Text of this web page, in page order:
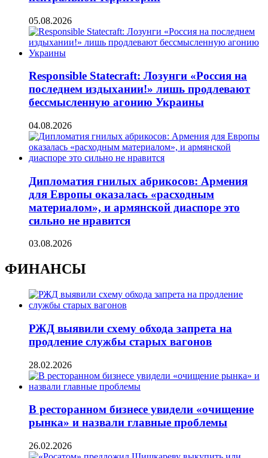
05.08.2026
Responsible Statecraft: Лозунги «Россия на
последнем издыхании!» лишь продлевают
бессмысленную агонию Украины
04.08.2026
Дипломатия гнилых абрикосов: Армения
для Европы оказалась «расходным
материалом», и армянской диаспоре это
сильно не нравится
03.08.2026
ФИНАНСЫ
РЖД выявили схему обхода запрета на
продление службы старых вагонов
28.02.2026
В ресторанном бизнесе увидели «очищение
рынка» и назвали главные проблемы
26.02.2026